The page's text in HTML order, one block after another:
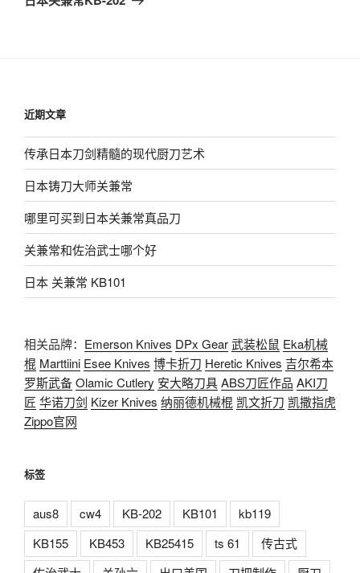
近期文章
传承日本刀剑精髓的现代厨刀艺术
日本铸刀大师关兼常
哪里可买到日本关兼常真品刀
关兼常和佐治武士哪个好
日本 关兼常 KB101
相关品牌： Emerson Knives DPx Gear武装松鼠 Eka机械
棍 Marttiini Esee Knives 博卡折刀 Heretic Knives 吉尔希本
罗斯武备Olamic Cutlery 安大略刀具ABS刀匠作品 AKI刀
匠 华诺刀剑 Kizer Knives 纳丽德机械棍 凯文折刀 凯撒指虎
Zippo官网
标签
aus8 cw4 KB-202 KB101
kb119
KB155
KB453 KB25415 ts 61
传古式